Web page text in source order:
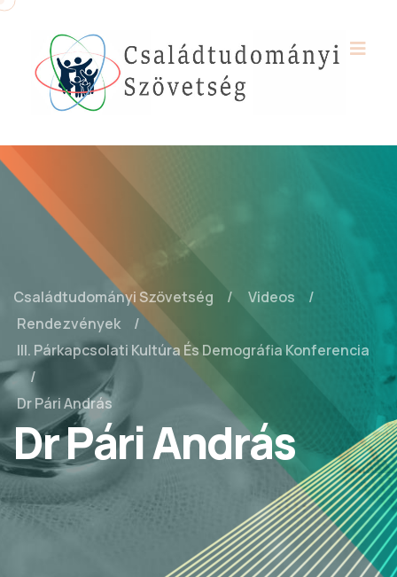
Családtudományi Szövetség
Videos
Rendezvények
III. Párkapcsolati Kultúra És Demográfia Konferencia
Dr Pári András
Dr Pári András